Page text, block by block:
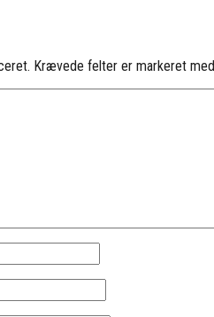
Krævede felter er markeret med